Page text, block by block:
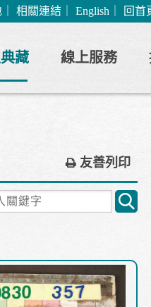
相關連結 English 回首
藏 線上服務
友善列印